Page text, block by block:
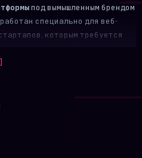
под вымышленным брендом
специально для веб-
которым требуется
Data Science), имена экспертов,
структуры, верстки и
фундамент: вам останется
на реальные данные вашей